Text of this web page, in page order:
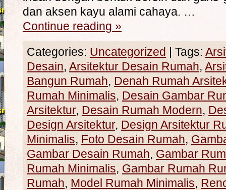
dan aksen kayu alami cahaya. …
Continue reading »
Categories: Uncategorized | Tags:
Desain, Arsitektur Desain Rumah,
Bangun Rumah, Denah Rumah
Rumah Minimalis, Desain Gambar
Arsitektur, Desain Rumah Modern,
Design Arsitektur, Design Arsitektur
Minimalis, Foto Desain Rumah,
Gambar Desain Rumah, Gambar
Rumah Minimalis, Gambar Rumah
Rumah, Model Rumah Minimalis,